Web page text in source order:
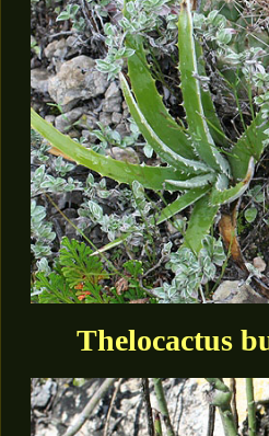
Thelocactus